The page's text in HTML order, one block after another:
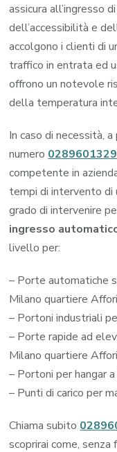
assicura all’ingresso
dell’accessibilità e
accolgono i clienti di
traffico in entrata ed
offrono un notevole
della temperatura
In caso di necessità,
numero 0289601329
competente in
tempi di intervento di
grado di intervenire
ingresso
livello per:
– Porte automatiche
Milano quartiere Affori
– Portoni industriali
– Porte rapide ad
Milano quartiere Affori
– Portoni per hangar
– Punti di carico per
Chiama subito
scoprirai come,